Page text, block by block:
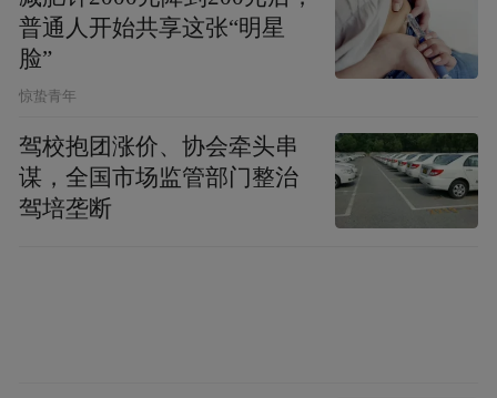
普通人开始共享这张“明星
脸”
惊蛰青年
驾校抱团涨价、协会牵头串
谋，全国市场监管部门整治
驾培垄断